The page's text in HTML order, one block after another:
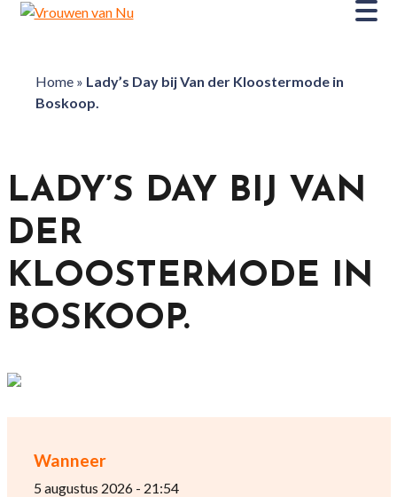
Home» Lady’s Day bij Van der Kloostermode in
Boskoop.
Wanneer
5 augustus 2026 - 21:54
LADY’S DAY BIJ VAN
DER
KLOOSTERMODE IN
BOSKOOP.